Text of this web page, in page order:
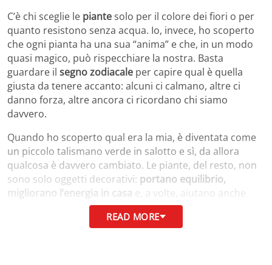
C’è chi sceglie le piantesolo per il colore dei fiori o per
quanto resistono senza acqua. Io, invece, ho scoperto
che ogni pianta ha una sua “anima” e che, in un modo
quasi magico, può rispecchiare la nostra. Basta
guardare il segno zodiacale per capire qual è quella
giusta da tenere accanto: alcuni ci calmano, altre ci
danno forza, altre ancora ci ricordano chi siamo
davvero.
Quando ho scoperto qual era la mia, è diventata come
un piccolo talismano verde in salotto e sì, da allora
qualcosa è davvero cambiato. Le piante, del resto, non
sono solo oggetti decorativi: portano equilibrio,
migliorano l’energia in casa e, a volte, aiutano anche
. Ecco allora la lista delle piante che più
rappresentano ciascun segno zodiacale magari
READ MORE